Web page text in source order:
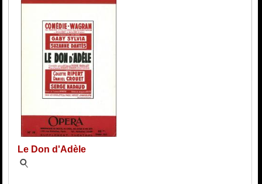
Distribution:
Nb. d'hommes :
Nb. Femmes
Nb. Enfants
Le Don d'Adèle